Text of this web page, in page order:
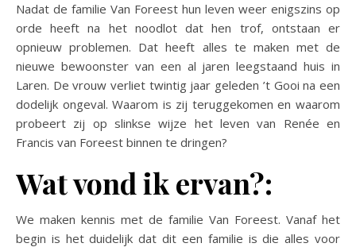
Nadat de familie Van Foreest hun leven weer enigszins op
orde heeft na het noodlot dat hen trof, ontstaan er
opnieuw problemen. Dat heeft alles te maken met de
nieuwe bewoonster van een al jaren leegstaand huis in
Laren. De vrouw verliet twintig jaar geleden ’t Gooi na een
dodelijk ongeval. Waarom is zij teruggekomen en waarom
probeert zij op slinkse wijze het leven van Renée en
Francis van Foreest binnen te dringen?
Wat vond ik ervan?:
We maken kennis met de familie Van Foreest. Vanaf het
begin is het duidelijk dat dit een familie is die alles voor